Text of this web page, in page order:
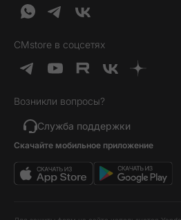
Гаджеты
Услуги и софт
Идеи подарков
Товары дня
Выгодные комплекты
Хиты продаж
Уценка
Кредит и рассрочка
О нас
CMstore в соцсетях
Возникли вопросы?
Служба поддержки
Скачайте мобильное приложение